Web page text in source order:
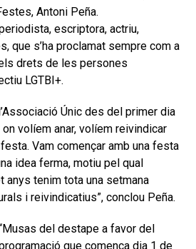
Antoni Peña.
escriptora, actriu,
que s’ha proclamat sempre com a
drets de les persones
LGTBI+.
l’Associació Únic des del primer dia
volíem anar, volíem reivindicar
Vam començar amb una festa
idea ferma, motiu pel qual
anys tenim tota una setmana
i reivindicatius”, conclou Peña.
del destape a favor del
que comença dia 1 de